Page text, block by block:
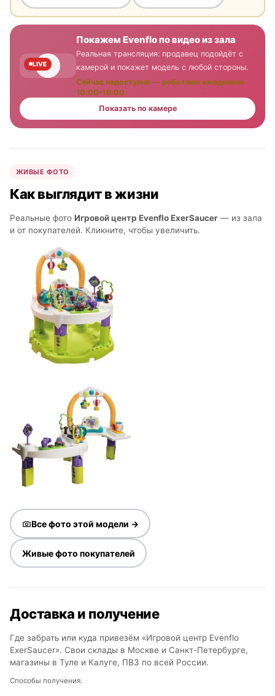
LIVE
Покажем Evenflo по видео из зала
Реальная трансляция: продавец подойдёт с
камерой и покажет модель с любой стороны.
Сейчас недоступно — работаем ежедневно
10:00–19:00
Показать по камере
ЖИВЫЕ ФОТО
Как выглядит в жизни
Реальные фото Игровой центр Evenflo ExerSaucer — из зала
и от покупателей. Кликните, чтобы увеличить.
Все фото этой модели →
Живые фото покупателей
Доставка и получение
Где забрать или куда привезём «Игровой центр Evenflo
ExerSaucer». Свои склады в Москве и Санкт-Петербурге,
магазины в Туле и Калуге, ПВЗ по всей России.
Способы получения.